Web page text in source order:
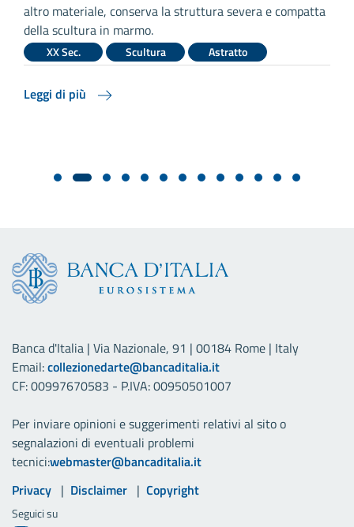
altro materiale, conserva la struttura severa e compatta
della scultura in marmo.
XX Sec. Scultura Astratto
Leggi di più
Banca d'Italia | Via Nazionale, 91 | 00184 Rome | Italy
Email:collezionedarte@bancaditalia.it
CF: 00997670583 - P.IVA: 00950501007
Per inviare opinioni e suggerimenti relativi al sito o
segnalazioni di eventuali problemi
tecnici:webmaster@bancaditalia.it
Link utili
Privacy Disclaimer Copyright
Seguici su